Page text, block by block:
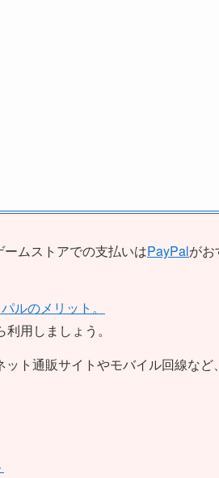
ムストアでの支払いはPayPalが
ルのメリット。
用しましょう。
ト通販サイトやモバイル回線な